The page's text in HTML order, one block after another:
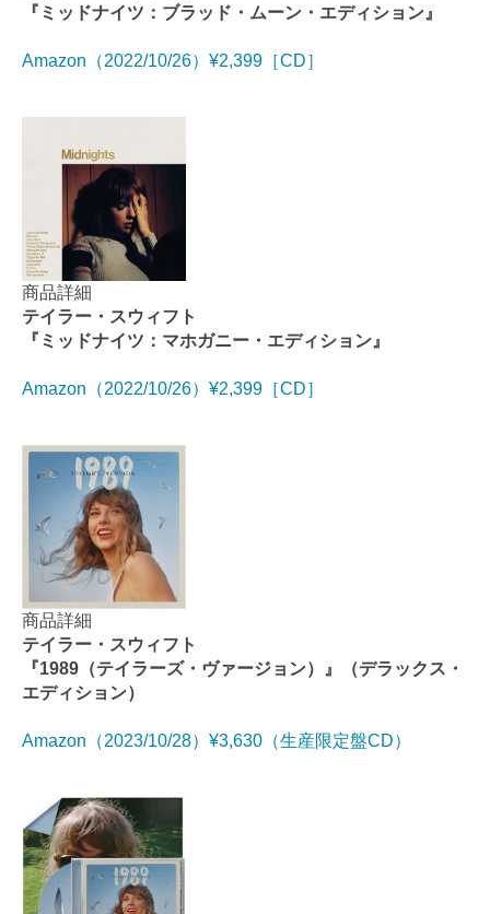
『ミッドナイツ：ブラッド・ムーン・エディション』
Amazon（2022/10/26）¥2,399［CD］
商品詳細
テイラー・スウィフト
『ミッドナイツ：マホガニー・エディション』
Amazon（2022/10/26）¥2,399［CD］
商品詳細
テイラー・スウィフト
『1989（テイラーズ・ヴァージョン）』（デラックス・
エディション）
Amazon（2023/10/28）¥3,630（生産限定盤CD）